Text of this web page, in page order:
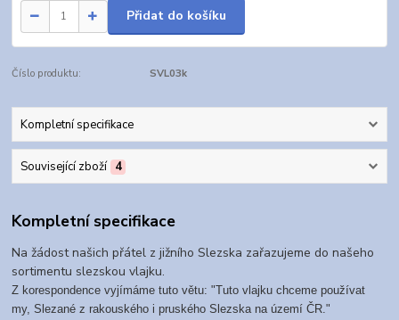
Přidat do košíku
Číslo produktu: SVL03k
Kompletní specifikace
Související zboží 4
Kompletní specifikace
Na žádost našich přátel z jižního Slezska zařazujeme do našeho
sortimentu slezskou vlajku.
Z korespondence vyjímáme tuto větu: "Tuto vlajku chceme používat
my, Slezané z rakouského i pruského Slezska na území ČR."